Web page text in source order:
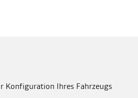
Konfiguration Ihres Fahrzeugs